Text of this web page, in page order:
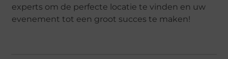
experts om de perfecte locatie te vinden en uw
evenement tot een groot succes te maken!